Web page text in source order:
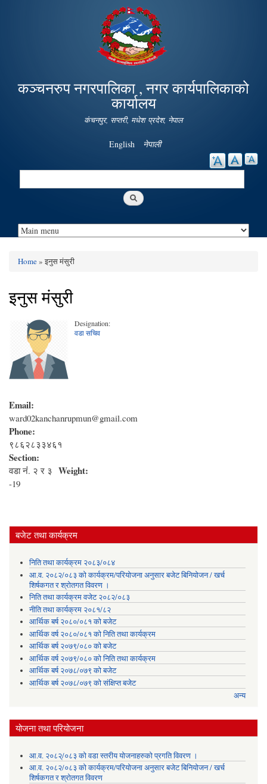
Skip to
main
content
कञ्चनरुप नगरपालिका , नगर कार्यपालिकाको
कार्यालय
कंचनपुर, सप्तरी, मधेश प्रदेश, नेपाल
English नेपाली
Search
You are here
Home» इनुस मंसुरी
इनुस मंसुरी
Designation:
वडा सचिव
Email:
ward02kanchanrupmun@gmail.com
Phone:
९८६२८३३४६१
Section:
वडा नंं. २ र ३ Weight:
-19
बजेट तथा कार्यक्रम
निति तथा कार्यक्रम २०८३/०८४
आ.व. २०८२/०८३ को कार्यक्रम/परियोजना अनुसार बजेट बिनियोजन / खर्च
शिर्षकगत र श्रोतगत विवरण ।
निति तथा कार्यक्रम वजेट २०८२/०८३
नीति तथा कार्यक्रम २०८१/८२
आर्थिक बर्ष २०८०/०८१ को बजेट
आर्थिक वर्ष २०८०/०८१ को निति तथा कार्यक्रम
आर्थिक बर्ष २०७९/०८० को बजेट
आर्थिक वर्ष २०७९/०८० को निति तथा कार्यक्रम
आर्थिक बर्ष २०७८/०७९ को बजेट
आर्थिक बर्ष २०७८/०७९ को संक्षिप्त बजेट
अन्य
योजना तथा परियोजना
आ.व. २०८२्/०८३ को वडा स्तरीय योजनाहरुको प्रगति विवरण ।
आ.व. २०८२/०८३ को कार्यक्रम/परियोजना अनुसार बजेट बिनियोजन / खर्च
शिर्षकगत र श्रोतगत विवरण